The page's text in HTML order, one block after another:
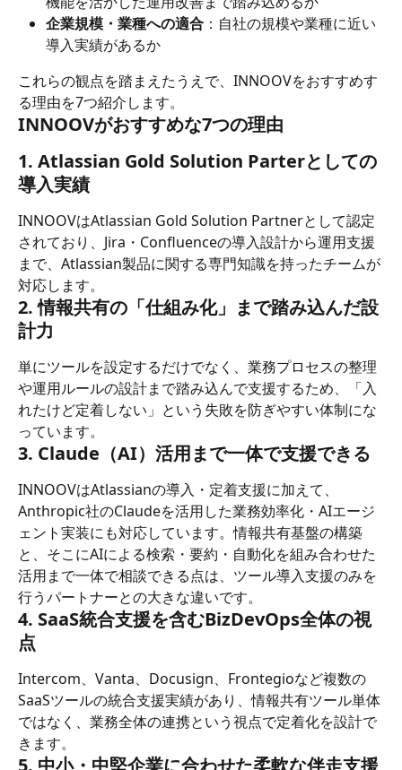
企業規模・業種への適合 ：自社の規模や業種に近い
導入実績があるか
これらの観点を踏まえたうえで、INNOOVをおすすめす
る理由を7つ紹介します。
INNOOVがおすすめな7つの理由
1. Atlassian Gold Solution Parterとしての
導入実績
INNOOVはAtlassian Gold Solution Partnerとして認定
されており、Jira・Confluenceの導入設計から運用支援
まで、Atlassian製品に関する専門知識を持ったチームが
対応します。
2. 情報共有の「仕組み化」まで踏み込んだ設
計力
単にツールを設定するだけでなく、業務プロセスの整理
や運用ルールの設計まで踏み込んで支援するため、「入
れたけど定着しない」という失敗を防ぎやすい体制にな
っています。
3. Claude（AI）活用まで一体で支援できる
INNOOVはAtlassianの導入・定着支援に加えて、
Anthropic社のClaudeを活用した業務効率化・AIエージ
ェント実装にも対応しています。情報共有基盤の構築
と、そこにAIによる検索・要約・自動化を組み合わせた
活用まで一体で相談できる点は、ツール導入支援のみを
行うパートナーとの大きな違いです。
4. SaaS統合支援を含むBizDevOps全体の視
点
Intercom、Vanta、Docusign、Frontegioなど複数の
SaaSツールの統合支援実績があり、情報共有ツール単体
ではなく、業務全体の連携という視点で定着化を設計で
きます。
5. 中小・中堅企業に合わせた柔軟な伴走支援